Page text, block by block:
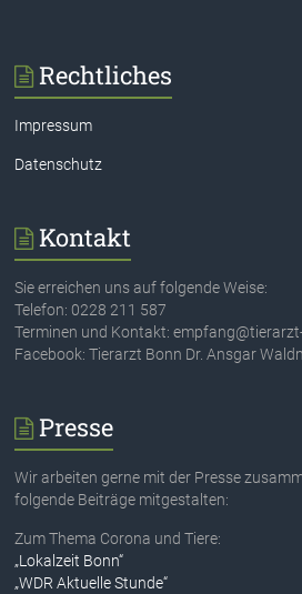
Rechtliches
Impressum
Datenschutz
Kontakt
Sie erreichen uns auf folgende Weise:
Telefon: 0228 211 587
Terminen und Kontakt:
Facebook: Tierarzt Bonn Dr. Ansgar
Presse
Wir arbeiten gerne mit der Presse
folgende Beiträge mitgestalten:
Zum Thema Corona und Tiere:
„Lokalzeit Bonn“
„WDR Aktuelle Stunde“